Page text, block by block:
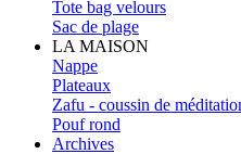
Tote bag velours
Sac de plage
LA MAISON
Nappe
Plateaux
Zafu - coussin de
Pouf rond
Archives